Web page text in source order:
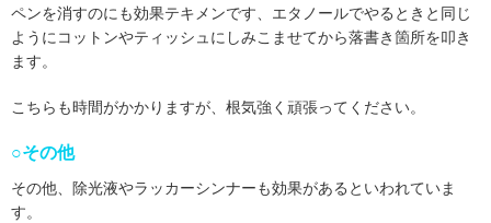
ペンを消すのにも効果テキメンです、エタノールでやるときと同じ
ようにコットンやティッシュにしみこませてから落書き箇所を叩き
ます。
こちらも時間がかかりますが、根気強く頑張ってください。
○その他
その他、除光液やラッカーシンナーも効果があるといわれていま
す。